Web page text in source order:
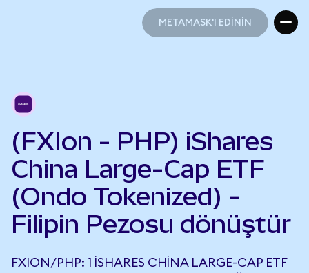
METAMASK'I EDİNİN
(FXIon - PHP) iShares
China Large-Cap ETF
(Ondo Tokenized) -
Filipin Pezosu dönüştür
FXION/PHP: 1 ISHARES CHINA LARGE-CAP ETF